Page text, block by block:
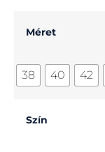
Méret
38 40 42
Szín